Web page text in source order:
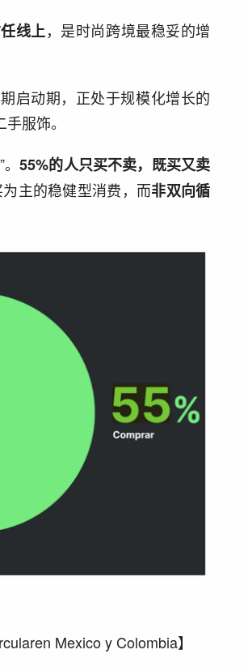
线上，是时尚跨境最稳妥的增
启动期，正处于规模化增长的
服饰。
。55%的人只买不卖，既买又卖
主的稳健型消费，而非双向循
Mexico y Colombia】